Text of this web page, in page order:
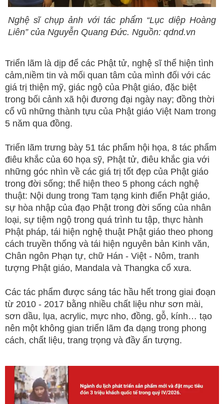
Nghệ sĩ chụp ảnh với tác phẩm “Lục diệp Hoàng
Liên” của Nguyễn Quang Đức. Nguồn: qdnd.vn
Triển lãm là dịp để các Phật tử, nghệ sĩ thể hiện tình
cảm,niềm tin và mối quan tâm của mình đối với các
giá trị thiện mỹ, giác ngộ của Phật giáo, đặc biệt
trong bối cảnh xã hội đương đại ngày nay; đồng thời
cổ vũ những thành tựu của Phật giáo Việt Nam trong
5 năm qua đồng.
Triển lãm trưng bày 51 tác phẩm hội họa, 8 tác phẩm
điêu khắc của 60 họa sỹ, Phật tử, điêu khắc gia với
những góc nhìn về các giá trị tốt đẹp của Phật giáo
trong đời sống; thể hiện theo 5 phong cách nghệ
thuật: Nội dung trong Tam tạng kinh điển Phật giáo,
sự hòa nhập của đạo Phật trong đời sống của nhân
loại, sự tiệm ngộ trong quá trình tu tập, thực hành
Phật pháp, tái hiện nghệ thuật Phật giáo theo phong
cách truyền thống và tái hiện nguyên bản Kinh văn,
Chân ngôn Phạn tự, chữ Hán - Việt - Nôm, tranh
tượng Phật giáo, Mandala và Thangka cổ xưa.
Các tác phẩm được sáng tác hầu hết trong giai đoạn
từ 2010 - 2017 bằng nhiều chất liệu như sơn mài,
sơn dầu, lụa, acrylic, mực nho, đồng, gỗ, kính… tạo
nên một không gian triển lãm đa dạng trong phong
cách, chất liệu, trang trọng và đầy ấn tượng.